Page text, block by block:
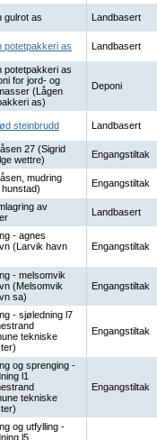
gulrot as Landbasert
potetpakkeri as Landbasert
potetpakkeri as
for jord- og
(Lågen
as)
Deponi
steinbrudd Landbasert
27 (Sigrid
wettre)
Engangstiltak
mudring
Engangstiltak
av
Landbasert
- agnes
(Larvik havn
Engangstiltak
- melsomvik
(Melsomvik
sa)
Engangstiltak
- sjøledning l7
tekniske
Engangstiltak
og sprenging -
l1
tekniske
Engangstiltak
og utfylling -
l5